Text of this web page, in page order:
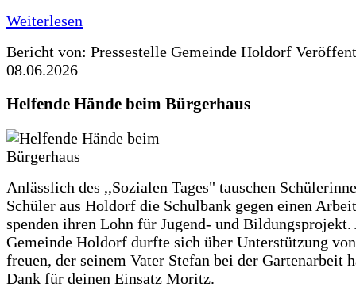
Weiterlesen
Bericht von: Pressestelle Gemeinde Holdorf
08.06.2026
Helfende Hände beim Bürgerhaus
Anlässlich des ,,Sozialen Tages" tauschen
Schüler aus Holdorf die Schulbank gegen einen
spenden ihren Lohn für Jugend- und Bildungsprojekt.
Gemeinde Holdorf durfte sich über Unterstützung
freuen, der seinem Vater Stefan bei der Gartenarbeit
Dank für deinen Einsatz Moritz.